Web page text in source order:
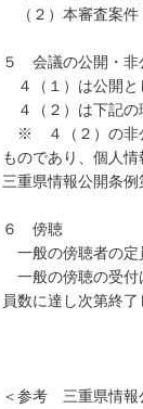
（２）本審査案
５ 会議の公開・非
４（１）は公開と
４（２）は下記の
※ ４（２）の非公
ものであり、個人
三重県情報公開条例
６ 傍聴
一般の傍聴者の定
一般の傍聴の受付
員数に達し次第終了
＜参考 三重県情報